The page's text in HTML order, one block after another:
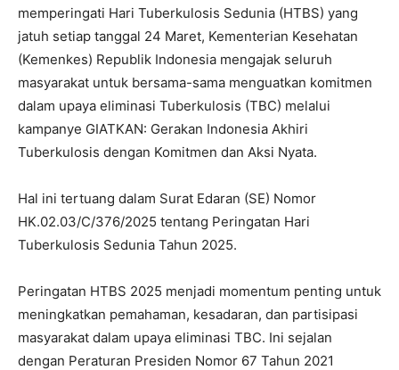
memperingati Hari Tuberkulosis Sedunia (HTBS) yang
jatuh setiap tanggal 24 Maret, Kementerian Kesehatan
(Kemenkes) Republik Indonesia mengajak seluruh
masyarakat untuk bersama-sama menguatkan komitmen
dalam upaya eliminasi Tuberkulosis (TBC) melalui
kampanye GIATKAN: Gerakan Indonesia Akhiri
Tuberkulosis dengan Komitmen dan Aksi Nyata.
Hal ini tertuang dalam Surat Edaran (SE) Nomor
HK.02.03/C/376/2025 tentang Peringatan Hari
Tuberkulosis Sedunia Tahun 2025.
Peringatan HTBS 2025 menjadi momentum penting untuk
meningkatkan pemahaman, kesadaran, dan partisipasi
masyarakat dalam upaya eliminasi TBC. Ini sejalan
dengan Peraturan Presiden Nomor 67 Tahun 2021